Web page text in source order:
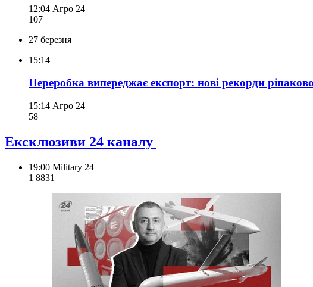
12:04 Агро 24
107
27 березня
15:14
Переробка випереджає експорт: нові рекорди ріпакової
15:14 Агро 24
58
Ексклюзиви 24 каналу
19:00 Military 24
1 8831